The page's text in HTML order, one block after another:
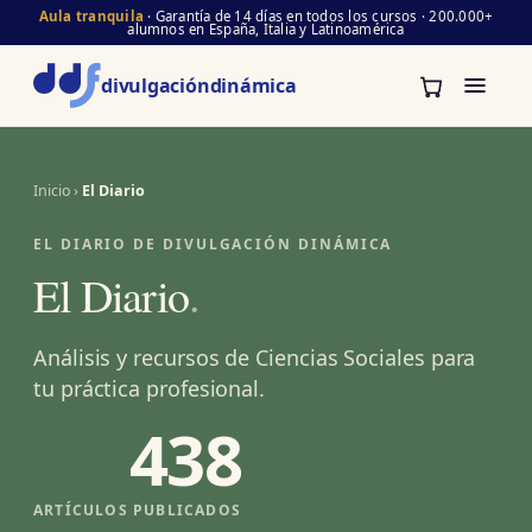
Aula tranquila · Garantía de 14 días en todos los cursos · 200.000+
alumnos en España, Italia y Latinoamérica
divulgacióndinámica
Inicio› El Diario
EL DIARIO DE DIVULGACIÓN DINÁMICA
El Diario.
Análisis y recursos de Ciencias Sociales para
tu práctica profesional.
438
ARTÍCULOS PUBLICADOS